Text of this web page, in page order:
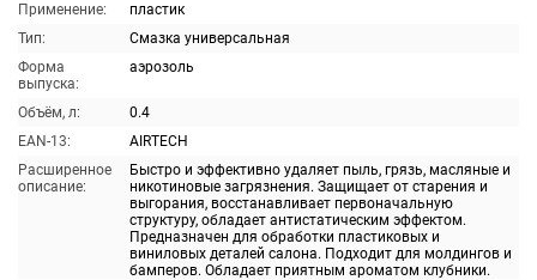
Применение:
пластик
Тип:
Смазка универсальная
Форма
выпуска:
аэрозоль
Объём, л:
0.4
EAN-13:
AIRTECH
Расширенное
описание:
Быстро и эффективно удаляет пыль, грязь, масляные и
никотиновые загрязнения. Защищает от старения и
выгорания, восстанавливает первоначальную
структуру, обладает антистатическим эффектом.
Предназначен для обработки пластиковых и
виниловых деталей салона. Подходит для молдингов и
бамперов. Обладает приятным ароматом клубники.